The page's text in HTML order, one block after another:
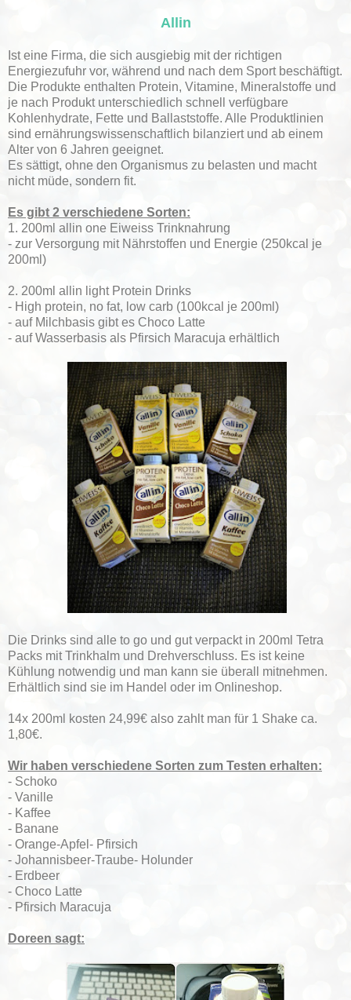
Allin
Ist eine Firma, die sich ausgiebig mit der richtigen
Energiezufuhr vor, während und nach dem Sport beschäftigt.
Die Produkte enthalten Protein, Vitamine, Mineralstoffe und
je nach Produkt unterschiedlich schnell verfügbare
Kohlenhydrate, Fette und Ballaststoffe. Alle Produktlinien
sind ernährungswissenschaftlich bilanziert und ab einem
Alter von 6 Jahren geeignet.
Es sättigt, ohne den Organismus zu belasten und macht
nicht müde, sondern fit.
Es gibt 2 verschiedene Sorten:
1. 200ml allin one Eiweiss Trinknahrung
- zur Versorgung mit Nährstoffen und Energie (250kcal je
200ml)
2. 200ml allin light Protein Drinks
- High protein, no fat, low carb (100kcal je 200ml)
- auf Milchbasis gibt es Choco Latte
- auf Wasserbasis als Pfirsich Maracuja erhältlich
Die Drinks sind alle to go und gut verpackt in 200ml Tetra
Packs mit Trinkhalm und Drehverschluss. Es ist keine
Kühlung notwendig und man kann sie überall mitnehmen.
Erhältlich sind sie im Handel oder im Onlineshop.
14x 200ml kosten 24,99€ also zahlt man für 1 Shake ca.
1,80€.
Wir haben verschiedene Sorten zum Testen erhalten:
- Schoko
- Vanille
- Kaffee
- Banane
- Orange-Apfel- Pfirsich
- Johannisbeer-Traube- Holunder
- Erdbeer
- Choco Latte
- Pfirsich Maracuja
Doreen sagt: